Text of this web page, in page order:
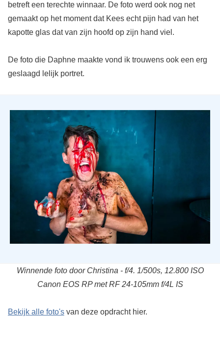
betreft een terechte winnaar. De foto werd ook nog net
gemaakt op het moment dat Kees echt pijn had van het
kapotte glas dat van zijn hoofd op zijn hand viel.
De foto die Daphne maakte vond ik trouwens ook een erg
geslaagd lelijk portret.
Winnende foto door Christina - f/4. 1/500s, 12.800 ISO
Canon EOS RP met RF 24-105mm f/4L IS
Bekijk alle foto'svan deze opdracht hier.